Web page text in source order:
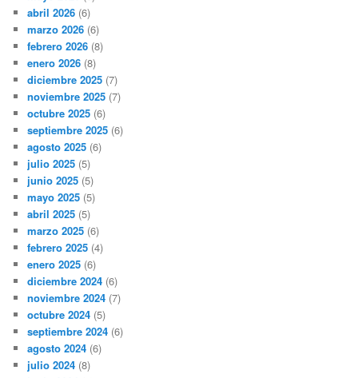
abril 2026 (6)
marzo 2026 (6)
febrero 2026 (8)
enero 2026 (8)
diciembre 2025 (7)
noviembre 2025 (7)
octubre 2025 (6)
septiembre 2025 (6)
agosto 2025 (6)
julio 2025 (5)
junio 2025 (5)
mayo 2025 (5)
abril 2025 (5)
marzo 2025 (6)
febrero 2025 (4)
enero 2025 (6)
diciembre 2024 (6)
noviembre 2024 (7)
octubre 2024 (5)
septiembre 2024 (6)
agosto 2024 (6)
julio 2024 (8)